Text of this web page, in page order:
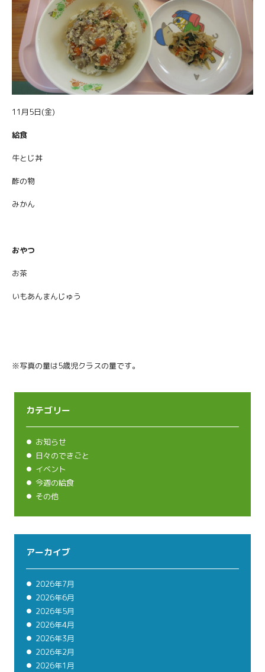
11月5日(金)
給食
牛とじ丼
酢の物
みかん
おやつ
お茶
いもあんまんじゅう
※写真の量は5歳児クラスの量です。
カテゴリー
お知らせ
日々のできごと
イベント
今週の給食
その他
アーカイブ
2026年7月
2026年6月
2026年5月
2026年4月
2026年3月
2026年2月
2026年1月